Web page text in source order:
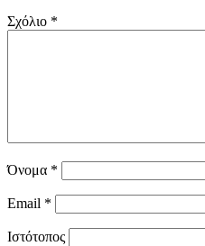
Σχόλιο *
Όνομα *
Email *
Ιστότοπος